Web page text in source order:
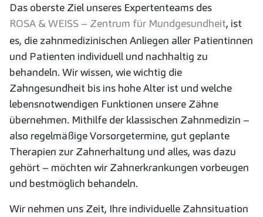
Das oberste Ziel unseres Expertenteams des
ROSA & WEISS – Zentrum für Mundgesundheit, ist
es, die zahnmedizinischen Anliegen aller Patientinnen
und Patienten individuell und nachhaltig zu
behandeln. Wir wissen, wie wichtig die
Zahngesundheit bis ins hohe Alter ist und welche
lebensnotwendigen Funktionen unsere Zähne
übernehmen. Mithilfe der klassischen Zahnmedizin –
also regelmäßige Vorsorgetermine, gut geplante
Therapien zur Zahnerhaltung und alles, was dazu
gehört – möchten wir Zahnerkrankungen vorbeugen
und bestmöglich behandeln.
Wir nehmen uns Zeit, Ihre individuelle Zahnsituation